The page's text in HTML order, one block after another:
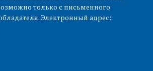
только с письменного
Электронный адрес: